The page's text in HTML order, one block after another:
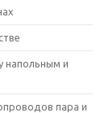
и
пара и